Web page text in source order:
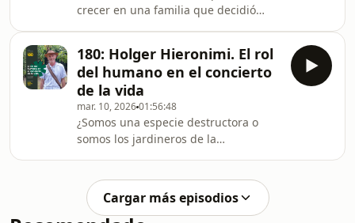
microorganismos y nutrientes del
suelo para crear sistemas resilientes.
Además, profundizamos en su lab
crecer en una familia que decidió
o niña. Conversamos sobre los
vínculos sociales, el uso de pantallas,
su visión política, su emprendimiento
de forja artesanal, su exploración con
la curtiembre natural, en un episodio
que revive las ganas de aprender
para siempre.Únete a nuestra
comunidad
180: Holger Hieronimi. El rol
del humano en el concierto
de la vida
mar. 10, 202601:56:48
¿Somos una especie destructora o
somos los jardineros de la
humana está llamada a integrarse
nuevamente en los ritmos de la
Cargar más episodios